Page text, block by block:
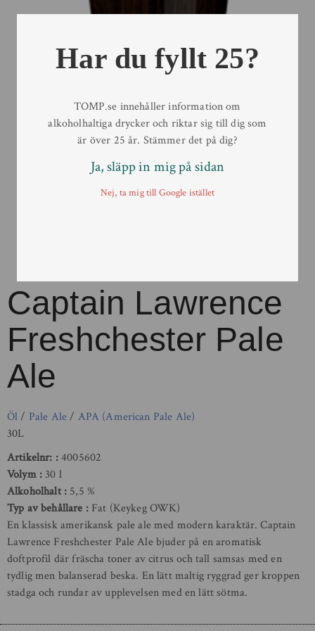
Captain Lawrence
Freshchester Pale
Ale
Öl/ Pale Ale/ APA (American Pale Ale)
30L
Artikelnr:
4005602
Volym 30 l
Alkoholhalt
5,5 %
Typ av behållare
Fat (Keykeg OWK)
En klassisk amerikansk pale ale med modern karaktär. Captain
Lawrence Freshchester Pale Ale bjuder på en aromatisk
doftprofil där fräscha toner av citrus och tall samsas med en
tydlig men balanserad beska. En lätt maltig ryggrad ger kroppen
stadga och rundar av upplevelsen med en lätt sötma.
Har du fyllt 25?
TOMP.se innehåller information om
alkoholhaltiga drycker och riktar sig till dig som
är över 25 år. Stämmer det på dig?
Ja, släpp in mig på sidan
Nej, ta mig till Google istället